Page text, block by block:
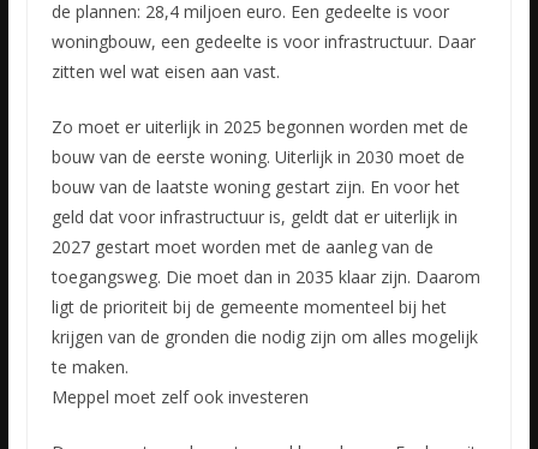
de plannen: 28,4 miljoen euro. Een gedeelte is voor
woningbouw, een gedeelte is voor infrastructuur. Daar
zitten wel wat eisen aan vast.
Zo moet er uiterlijk in 2025 begonnen worden met de
bouw van de eerste woning. Uiterlijk in 2030 moet de
bouw van de laatste woning gestart zijn. En voor het
geld dat voor infrastructuur is, geldt dat er uiterlijk in
2027 gestart moet worden met de aanleg van de
toegangsweg. Die moet dan in 2035 klaar zijn. Daarom
ligt de prioriteit bij de gemeente momenteel bij het
krijgen van de gronden die nodig zijn om alles mogelijk
te maken.
Meppel moet zelf ook investeren